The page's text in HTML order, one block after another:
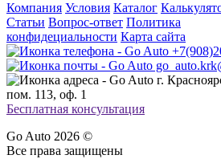
Компания Условия Каталог
Статьи Вопрос-ответ Политика
конфидециальности Карта сайта
г.
пом. 113, оф. 1
Бесплатная консультация
Go Auto 2026 ©
Все права защищены